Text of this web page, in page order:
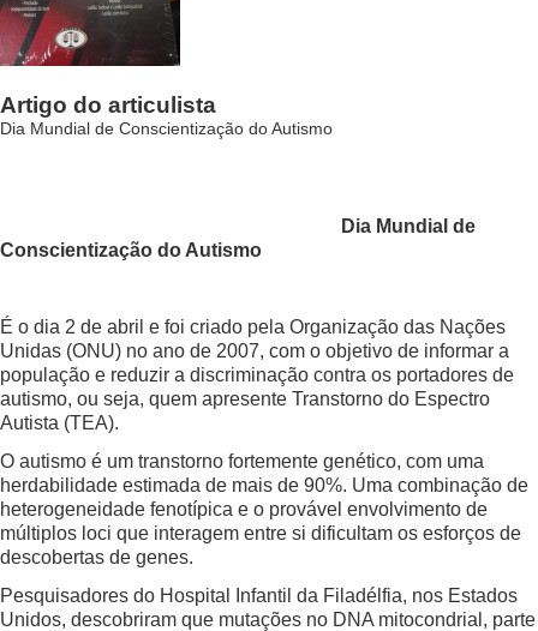
Artigo do articulista
Dia Mundial de Conscientização do Autismo
Dia Mundial de
Conscientização do Autismo
É o dia 2 de abril e foi criado pela Organização das Nações
Unidas (ONU) no ano de 2007, com o objetivo de informar a
população e reduzir a discriminação contra os portadores de
autismo, ou seja, quem apresente Transtorno do Espectro
Autista (TEA).
O autismo é um transtorno fortemente genético, com uma
herdabilidade estimada de mais de 90%. Uma combinação de
heterogeneidade fenotípica e o provável envolvimento de
múltiplos loci que interagem entre si dificultam os esforços de
descobertas de genes.
Pesquisadores do Hospital Infantil da Filadélfia, nos Estados
Unidos, descobriram que mutações no DNA mitocondrial, parte